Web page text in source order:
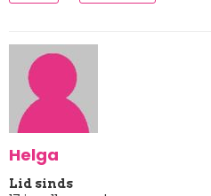
Helga
Lid sinds